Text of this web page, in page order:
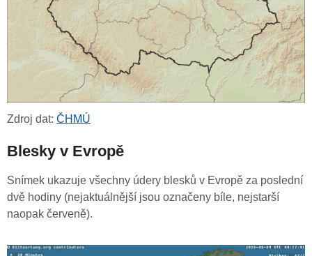
Zdroj dat: ČHMÚ
Blesky v Evropě
Snímek ukazuje všechny údery blesků v Evropě za poslední
dvě hodiny (nejaktuálnější jsou označeny bíle, nejstarší
naopak červeně).